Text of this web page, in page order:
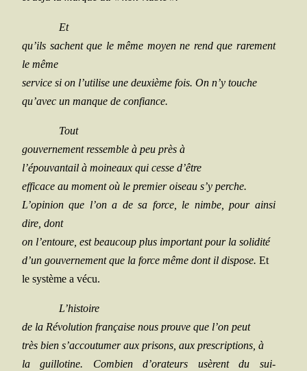
Et
qu’ils sachent que le même moyen ne rend que rare­ment
le même
ser­vice si on l’utilise une deuxième fois. On n’y touche
qu’avec un manque de confiance.
Tout
gou­ver­ne­ment res­semble à peu près à
l’épouvantail à moi­neaux qui cesse d’être
effi­cace au moment où le pre­mier oiseau s’y perche.
L’opinion que l’on a de sa force, le nimbe, pour ain­si
dire, dont
on l’entoure, est beau­coup plus impor­tant pour la solidité
d’un gou­ver­ne­ment que la force même dont il dis­pose. Et
le sys­tème a vécu.
L’histoire
de la Révo­lu­tion fran­çaise nous prouve que l’on peut
très bien s’accoutumer aux pri­sons, aux pres­crip­tions, à
la guillo­tine. Com­bien d’orateurs usèrent du sui­